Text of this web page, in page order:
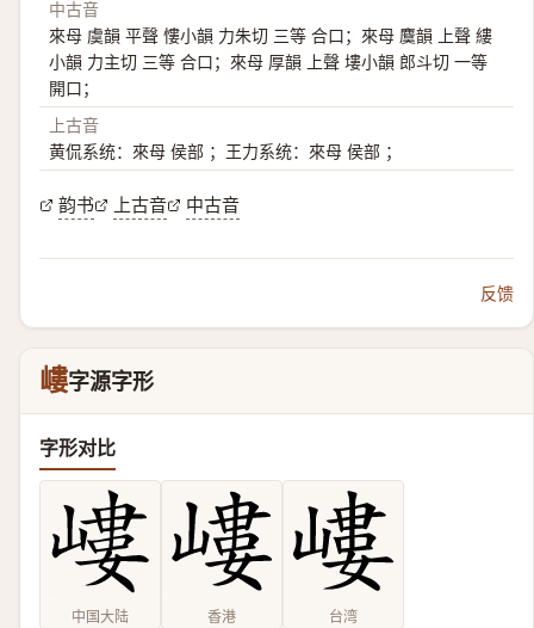
中古音
來母 虞韻 平聲 慺小韻 力朱切 三等 合口；來母 麌韻 上聲 縷
小韻 力主切 三等 合口；來母 厚韻 上聲 塿小韻 郎斗切 一等
開口；
上古音
黄侃系统：來母 侯部 ；王力系统：來母 侯部 ；
韵书 上古音 中古音
反馈
嶁字源字形
字形对比
中国大陆 香港 台湾